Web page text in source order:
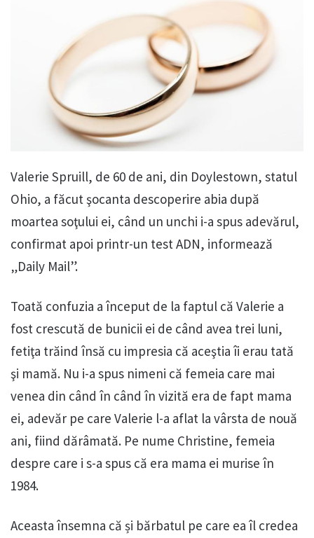
Valerie Spruill, de 60 de ani, din Doylestown, statul
Ohio, a făcut şocanta descoperire abia după
moartea soţului ei, când un unchi i-a spus adevărul,
confirmat apoi printr-un test ADN, informează
„Daily Mail”.
Toată confuzia a început de la faptul că Valerie a
fost crescută de bunicii ei de când avea trei luni,
fetiţa trăind însă cu impresia că aceştia îi erau tată
şi mamă. Nu i-a spus nimeni că femeia care mai
venea din când în când în vizită era de fapt mama
ei, adevăr pe care Valerie l-a aflat la vârsta de nouă
ani, fiind dărâmată. Pe nume Christine, femeia
despre care i s-a spus că era mama ei murise în
1984.
Aceasta însemna că și bărbatul pe care ea îl credea